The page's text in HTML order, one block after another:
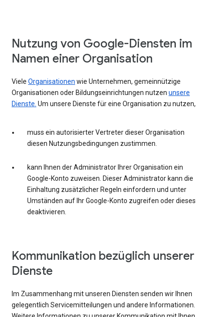
Nutzung von Google-Diensten im
Namen einer Organisation
Viele Organisationen wie Unternehmen, gemeinnützige
Organisationen oder Bildungseinrichtungen nutzen unsere
Dienste. Um unsere Dienste für eine Organisation zu nutzen,
muss ein autorisierter Vertreter dieser Organisation
diesen Nutzungsbedingungen zustimmen.
kann Ihnen der Administrator Ihrer Organisation ein
Google-Konto zuweisen. Dieser Administrator kann die
Einhaltung zusätzlicher Regeln einfordern und unter
Umständen auf Ihr Google-Konto zugreifen oder dieses
deaktivieren.
Kommunikation bezüglich unserer
Dienste
Im Zusammenhang mit unseren Diensten senden wir Ihnen
gelegentlich Servicemitteilungen und andere Informationen.